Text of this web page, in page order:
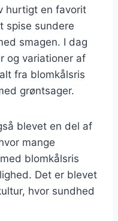
hurtigt en favorit
spise sundere
smagen. I dag
og variationer af
fra blomkålsris
grøntsager.
blevet en del af
mange
blomkålsris
Det er blevet
hvor sundhed